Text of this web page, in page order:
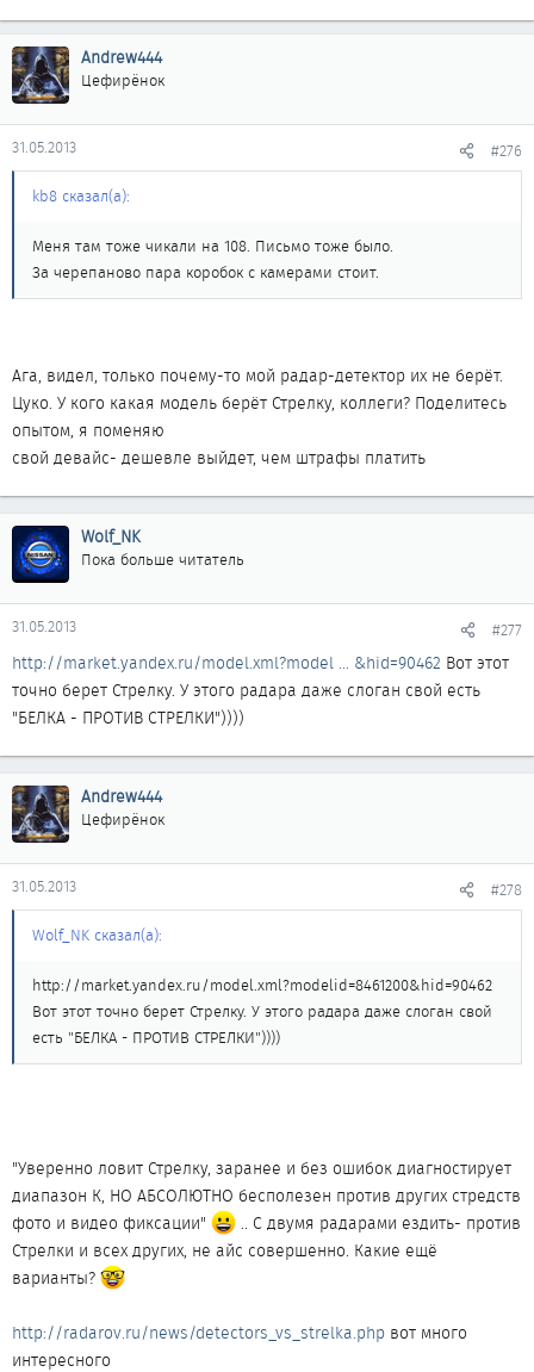
Andrew444
Цефирёнок
31.05.2013 #276
kb8 сказал(а):
Меня там тоже чикали на 108. Письмо тоже было.
За черепаново пара коробок с камерами стоит.
Ага, видел, только почему-то мой радар-детектор их не берёт.
Цуко. У кого какая модель берёт Стрелку, коллеги? Поделитесь
опытом, я поменяю
свой девайс- дешевле выйдет, чем штрафы платить
Wolf_NK
Пока больше читатель
31.05.2013 #277
http://market.yandex.ru/model.xml?model ... &hid=90462 Вот этот
точно берет Стрелку. У этого радара даже слоган свой есть
"БЕЛКА - ПРОТИВ СТРЕЛКИ"))))
Andrew444
Цефирёнок
31.05.2013 #278
Wolf_NK сказал(а):
http://market.yandex.ru/model.xml?modelid=8461200&hid=90462
Вот этот точно берет Стрелку. У этого радара даже слоган свой
есть "БЕЛКА - ПРОТИВ СТРЕЛКИ"))))
"Уверенно ловит Стрелку, заранее и без ошибок диагностирует
диапазон К, НО АБСОЛЮТНО бесполезен против других стредств
фото и видео фиксации"
.. С двумя радарами ездить- против
Стрелки и всех других, не айс совершенно. Какие ещё
варианты?
http://radarov.ru/news/detectors_vs_strelka.php вот много
интересного